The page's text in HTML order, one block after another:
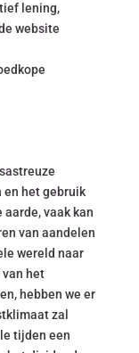
lening,
website
en het gebruik
vaak kan
van aandelen
wereld naar
het
hebben we er
zal
tijden een